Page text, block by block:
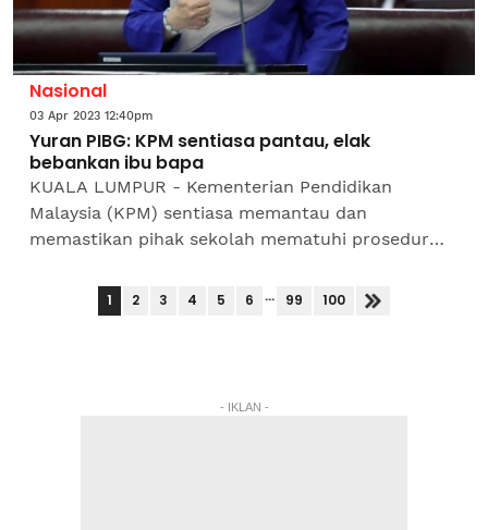
Nasional
03 Apr 2023 12:40pm
Yuran PIBG: KPM sentiasa pantau, elak
bebankan ibu bapa
KUALA LUMPUR - Kementerian Pendidikan
Malaysia (KPM) sentiasa memantau dan
memastikan pihak sekolah mematuhi prosedur
dan Guru (PIBG) yang dikenakan...
1 2 3 4 5 6 ... 99 100
- IKLAN -